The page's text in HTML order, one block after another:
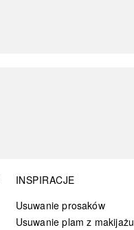
INSPIRACJE
Usuwanie prosaków
Usuwanie plam z makijażu